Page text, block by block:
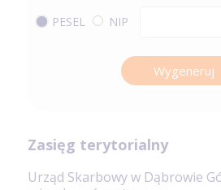
PESEL NIP
Wygeneruj
Zasięg terytorialny
Urząd Skarbowy w Dąbrowie